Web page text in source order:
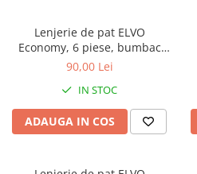
Cu dungi
Cu inimioare
Cu ursuleti
Lenjerie de pat ELVO
Economy, 6 piese, bumbac
policoton, bleumarin, cu flori
90,00 Lei
IN STOC
ADAUGA IN COS